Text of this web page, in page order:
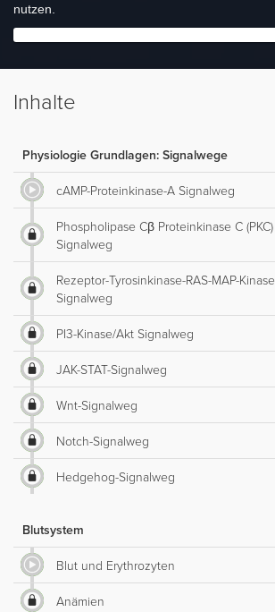
nutzen.
Inhalte
Physiologie Grundlagen: Signalwege
cAMP-Proteinkinase-A Signalweg
Phospholipase Cβ Proteinkinase C (PKC)
Signalweg
Rezeptor-Tyrosinkinase-RAS-MAP-Kinase
Signalweg
PI3-Kinase/Akt Signalweg
JAK-STAT-Signalweg
Wnt-Signalweg
Notch-Signalweg
Hedgehog-Signalweg
Blutsystem
Blut und Erythrozyten
Anämien